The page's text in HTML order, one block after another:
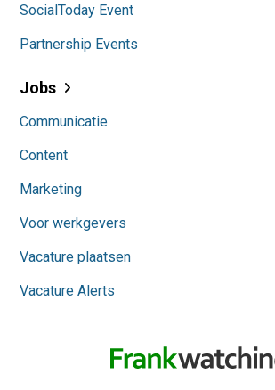
SocialToday Event
Partnership Events
Jobs
Communicatie
Content
Marketing
Voor werkgevers
Vacature plaatsen
Vacature Alerts